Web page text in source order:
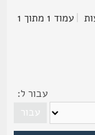
עמוד1מתוך1
עבור ל: